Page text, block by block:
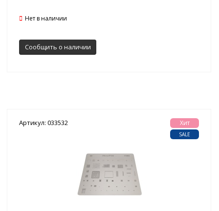
Нет в наличии
Сообщить о наличии
Артикул: 033532 Хит
SALE